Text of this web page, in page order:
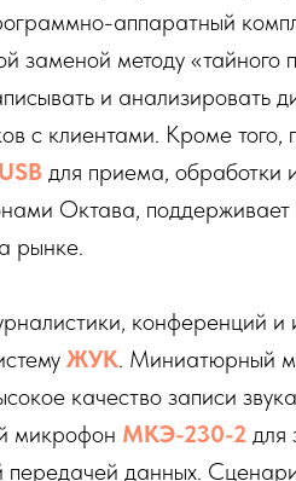
аппаратный
заменой методу «тайного
и анализировать
с клиентами. Кроме того,
для приема, обработки
Октава, поддерживает
рынке.
конференций и
ЖУК. Миниатюрный
качество записи
микрофон МКЭ-230-2 для
данных.